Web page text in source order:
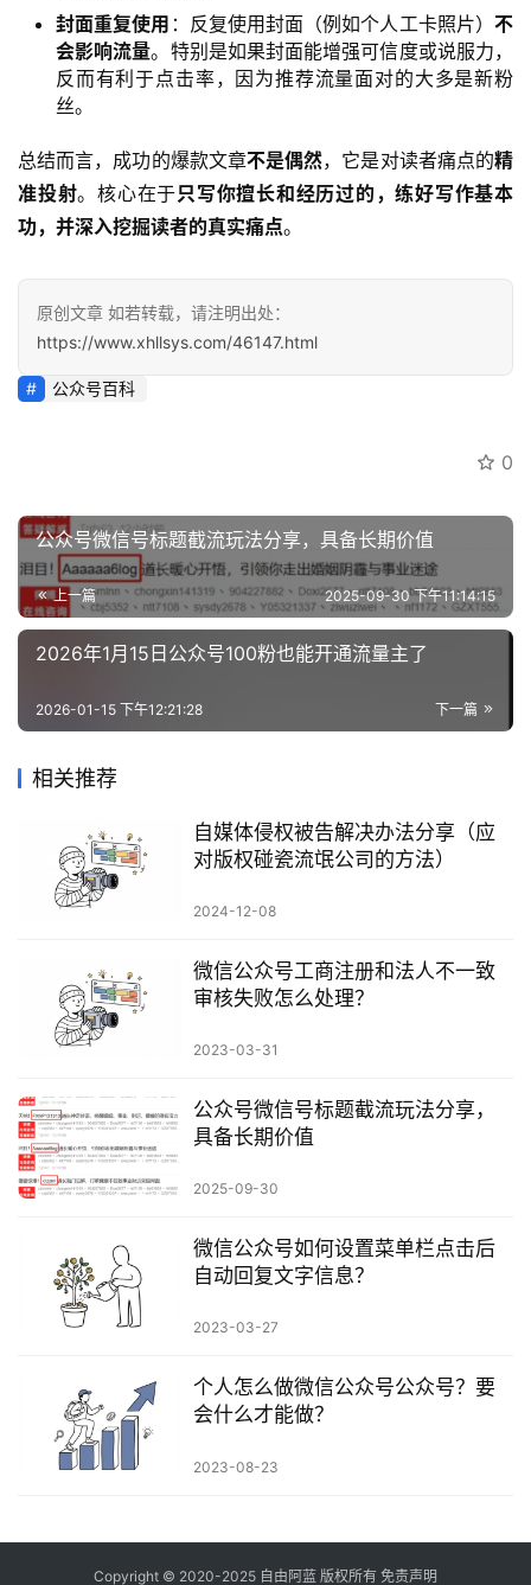
封面重复使用 ：反复使用封面（例如个人工卡照片）不
会影响流量。特别是如果封面能增强可信度或说服力，
反而有利于点击率，因为推荐流量面对的大多是新粉
丝。
总结而言，成功的爆款文章不是偶然，它是对读者痛点的精
准投射。核心在于只写你擅长和经历过的，练好写作基本
功，并深入挖掘读者的真实痛点。
原创文章 如若转载，请注明出处：
https://www.xhllsys.com/46147.html
公众号百科
0
公众号微信号标题截流玩法分享，具备长期价值
上一篇 2025-09-30 下午11:14:15
2026年1月15日公众号100粉也能开通流量主了
下一篇
2026-01-15 下午12:21:28
相关推荐
自媒体侵权被告解决办法分享（应
对版权碰瓷流氓公司的方法）
2024-12-08
微信公众号工商注册和法人不一致
审核失败怎么处理？
2023-03-31
公众号微信号标题截流玩法分享，
具备长期价值
2025-09-30
微信公众号如何设置菜单栏点击后
自动回复文字信息？
2023-03-27
个人怎么做微信公众号公众号？要
会什么才能做？
2023-08-23
Copyright © 2020-2025 自由阿蓝 版权所有 免责声明